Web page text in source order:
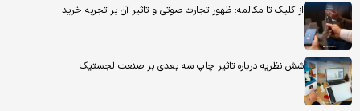
از کلیک تا مکالمه: ظهور تجارت صوتی و تاثیر آن بر تجربه خرید
شش نظریه درباره تاثیر چاپ سه بعدی بر صنعت لجستیک